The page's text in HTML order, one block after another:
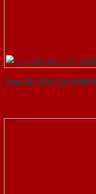
Cửa ABS KOS 101 W0901